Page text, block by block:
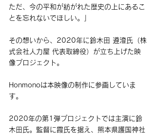
ただ、今の平和が紡がれた歴史の上にあるこ
とを忘れないでほしい。」
その想いから、2020年に鈴木田 遵澄氏（株
式会社人力屋 代表取締役）が立ち上げた映
像プロジェクト。
Honmonoは本映像の制作に参画していま
す。
2020年の第1弾プロジェクトでは主演に鈴
木田氏。監督に霞氏を据え、熊本県護国神社